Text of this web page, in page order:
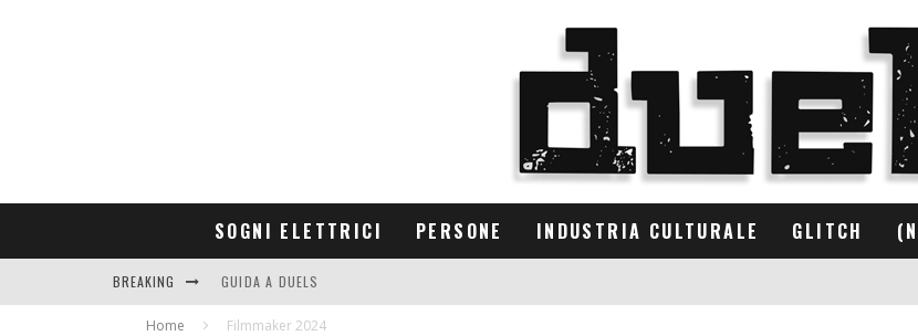
SOGNI ELETTRICI PERSONE INDUSTRIA CULTURALE GLITCH
BREAKING GUIDA A DUELS
CONTRIBUTORS
Home Filmmaker 2024